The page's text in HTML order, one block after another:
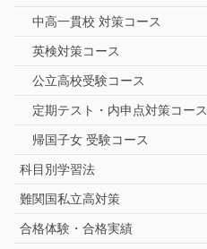
中高一貫校 対策コース
英検対策コース
公立高校受験コース
定期テスト・内申点対策コース
帰国子女 受験コース
科目別学習法
難関国私立高対策
合格体験・合格実績